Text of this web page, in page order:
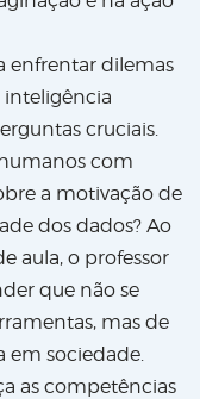
enfrentar dilemas
inteligência
cruciais.
com
a motivação de
dos dados? Ao
aula, o professor
que não se
mas de
em sociedade.
as competências